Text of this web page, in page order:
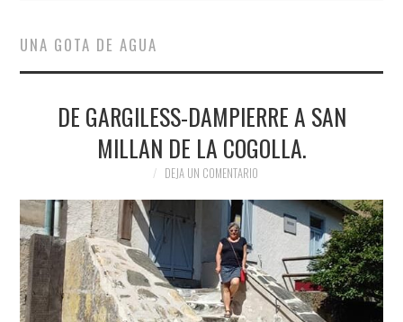
RUTAS
ESCAPADAS
MISCELÁNEA
#ARVI
AMIGOS
CONTACTO
UNA GOTA DE AGUA
DE GARGILESS-DAMPIERRE A SAN
MILLAN DE LA COGOLLA.
DEJA UN COMENTARIO